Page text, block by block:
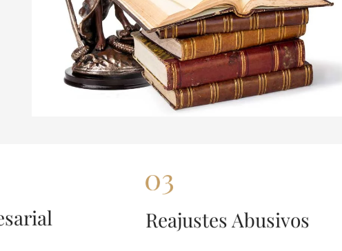
Reajustes Abusivos
Reajustes Abusivos